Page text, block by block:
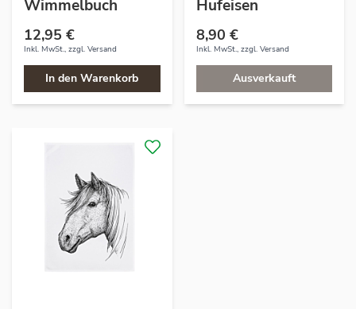
Wimmelbuch
12,95 €
Inkl. MwSt., zzgl. Versand
In den Warenkorb
Hufeisen
8,90 €
Inkl. MwSt., zzgl. Versand
Ausverkauft